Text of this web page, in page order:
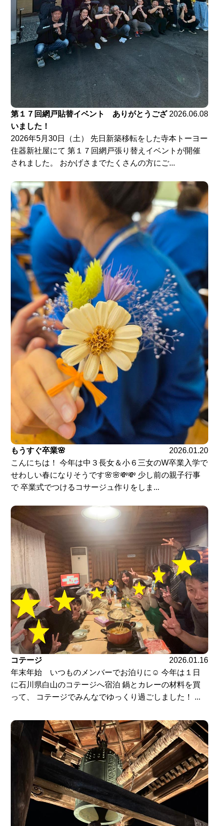
第１７回網戸貼替イベント ありがとうござ
いました！
2026.06.08
2026年5月30日（土） 先日新築移転をした寺本トーヨー
住器新社屋にて 第１７回網戸張り替えイベントが開催
されました。 おかげさまでたくさんの方にご...
もうすぐ卒業🌸
2026.01.20
こんにちは！ 今年は中３長女＆小６三女のW卒業入学で
せわしい春になりそうです🌸🌸💸💸 少し前の親子行事
で 卒業式でつけるコサージュ作りをしま...
コテージ
2026.01.16
年末年始 いつものメンバーでお泊りに☺ 今年は１日
に石川県白山のコテージへ宿泊 鍋とカレーの材料を買
って、 コテージでみんなでゆっくり過ごしました！ ...